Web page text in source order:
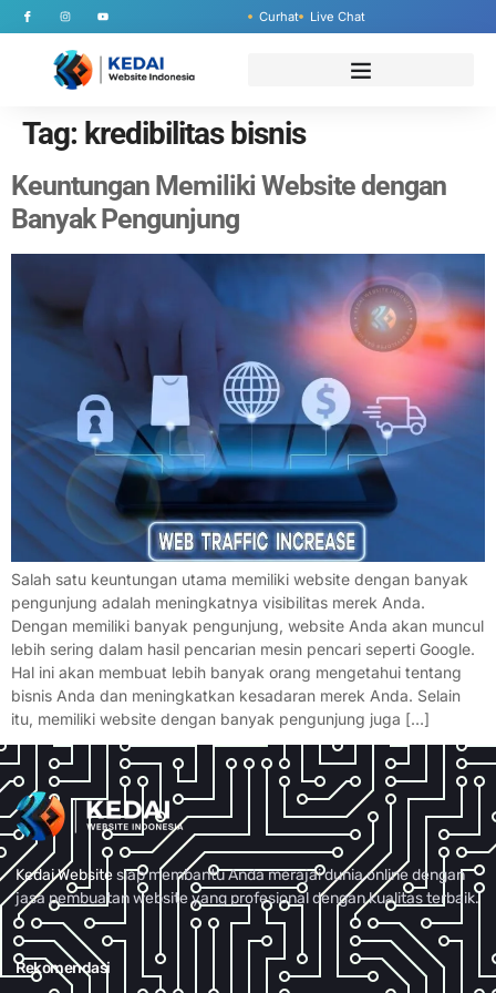
Curhat Live Chat
Tag: kredibilitas bisnis
Keuntungan Memiliki Website dengan
Banyak Pengunjung
Salah satu keuntungan utama memiliki website dengan banyak
pengunjung adalah meningkatnya visibilitas merek Anda.
Dengan memiliki banyak pengunjung, website Anda akan muncul
lebih sering dalam hasil pencarian mesin pencari seperti Google.
Hal ini akan membuat lebih banyak orang mengetahui tentang
bisnis Anda dan meningkatkan kesadaran merek Anda. Selain
itu, memiliki website dengan banyak pengunjung juga […]
Kedai Websitesiap membantu Anda merajai dunia online dengan
jasa pembuatan website yang profesional dengan kualitas terbaik.
Rekomendasi